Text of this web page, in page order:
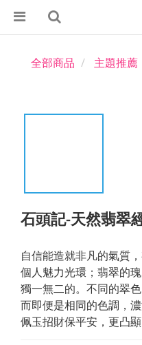
全部商品 主題推薦
石頭記-天然翡翠
自信能造就非凡的氣質
個人魅力光環；翡翠的
獨一無二的。不同的翠
而即便是相同的色調，
佩玉招財保平安，更凸